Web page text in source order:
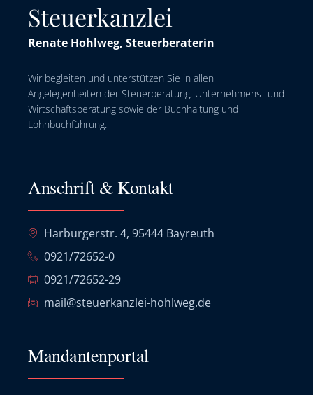
Steuerkanzlei
Renate Hohlweg, Steuerberaterin
Wir begleiten und unterstützen Sie in allen
Angelegenheiten der Steuerberatung, Unternehmens- und
Wirtschaftsberatung sowie der Buchhaltung und
Lohnbuchführung.
Anschrift & Kontakt
Harburgerstr. 4, 95444 Bayreuth
0921/72652-0
0921/72652-29
mail@steuerkanzlei-hohlweg.de
Mandantenportal